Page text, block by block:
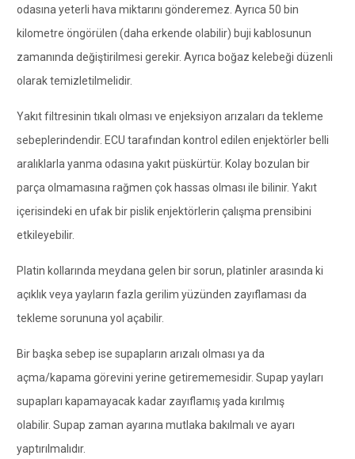
odasına yeterli hava miktarını gönderemez. Ayrıca 50 bin
kilometre öngörülen (daha erkende olabilir) buji kablosunun
zamanında değiştirilmesi gerekir. Ayrıca boğaz kelebeği düzenli
olarak temizletilmelidir.
Yakıt filtresinin tıkalı olması ve enjeksiyon arızaları da tekleme
sebeplerindendir. ECU tarafından kontrol edilen enjektörler belli
aralıklarla yanma odasına yakıt püskürtür. Kolay bozulan bir
parça olmamasına rağmen çok hassas olması ile bilinir. Yakıt
içerisindeki en ufak bir pislik enjektörlerin çalışma prensibini
etkileyebilir.
Platin kollarında meydana gelen bir sorun, platinler arasında ki
açıklık veya yayların fazla gerilim yüzünden zayıflaması da
tekleme sorununa yol açabilir.
Bir başka sebep ise supapların arızalı olması ya da
açma/kapama görevini yerine getirememesidir. Supap yayları
supapları kapamayacak kadar zayıflamış yada kırılmış
olabilir. Supap zaman ayarına mutlaka bakılmalı ve ayarı
yaptırılmalıdır.